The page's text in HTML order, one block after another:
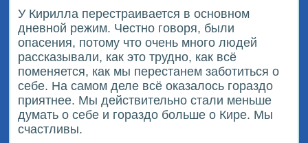
У Кирилла перестраивается в основном
дневной режим. Честно говоря, были
опасения, потому что очень много людей
рассказывали, как это трудно, как всё
поменяется, как мы перестанем заботиться о
себе. На самом деле всё оказалось гораздо
приятнее. Мы действительно стали меньше
думать о себе и гораздо больше о Кире. Мы
счастливы.